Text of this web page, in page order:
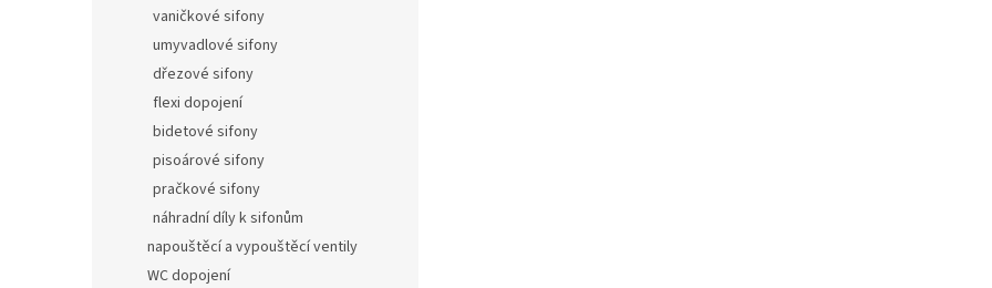
vaničkové sifony
umyvadlové sifony
dřezové sifony
flexi dopojení
bidetové sifony
pisoárové sifony
pračkové sifony
náhradní díly k sifonům
napouštěcí a vypouštěcí ventily
WC dopojení